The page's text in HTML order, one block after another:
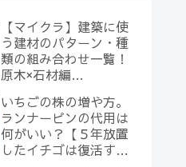
【マイクラ】建築に使
う建材のパターン・種
類の組み合わせ一覧！
原木×石材編
いちごの株の増や方。
ランナーピンの代用は
何がいい？【５年放置
したイチゴは復活する